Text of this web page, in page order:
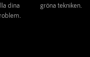
dina
gröna tekniken.